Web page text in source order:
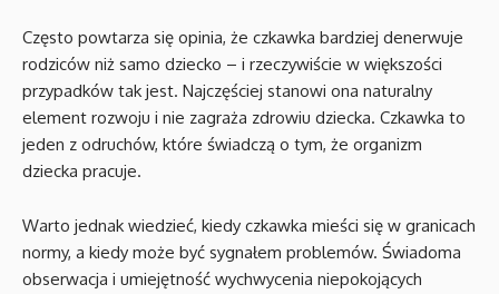
Często powtarza się opinia, że czkawka bardziej denerwuje
rodziców niż samo dziecko – i rzeczywiście w większości
przypadków tak jest. Najczęściej stanowi ona naturalny
element rozwoju i nie zagraża zdrowiu dziecka. Czkawka to
jeden z odruchów, które świadczą o tym, że organizm
dziecka pracuje.
Warto jednak wiedzieć, kiedy czkawka mieści się w granicach
normy, a kiedy może być sygnałem problemów. Świadoma
obserwacja i umiejętność wychwycenia niepokojących